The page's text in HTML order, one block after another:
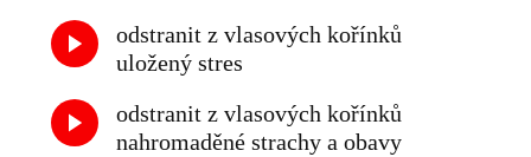
odstranit z vlasových kořínků
uložený stres
odstranit z vlasových kořínků
nahromaděné strachy a obavy